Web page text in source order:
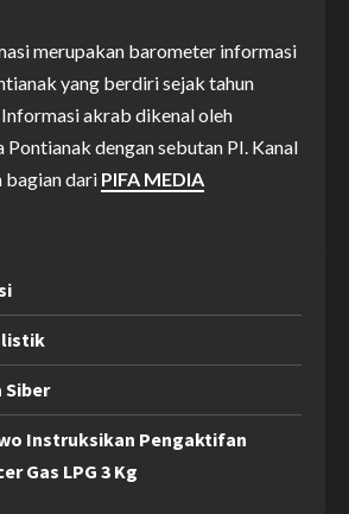
merupakan barometer informasi
yang berdiri sejak tahun
akrab dikenal oleh
dengan sebutan PI. Kanal
bagian dari PIFA MEDIA
Siber
Instruksikan Pengaktifan
Gas LPG 3 Kg